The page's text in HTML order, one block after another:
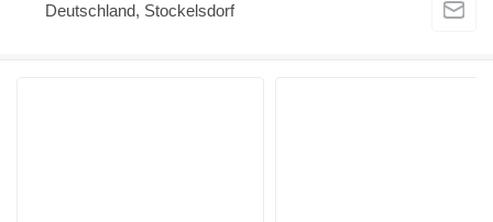
Deutschland, Stockelsdorf